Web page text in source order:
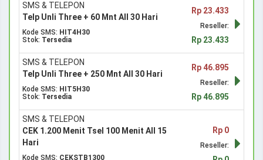
SMS & TELEPON
Telp Unli Three + 60 Mnt All 30 Hari
Kode SMS: HIT4H30
Stok: Tersedia
Rp 23.433
Reseller:
Rp 23.433
SMS & TELEPON
Telp Unli Three + 250 Mnt All 30 Hari
Kode SMS: HIT5H30
Stok: Tersedia
Rp 46.895
Reseller:
Rp 46.895
SMS & TELEPON
CEK 1.200 Menit Tsel 100 Menit All 15
Hari
Kode SMS: CEKSTB1300
Rp 0
Reseller: